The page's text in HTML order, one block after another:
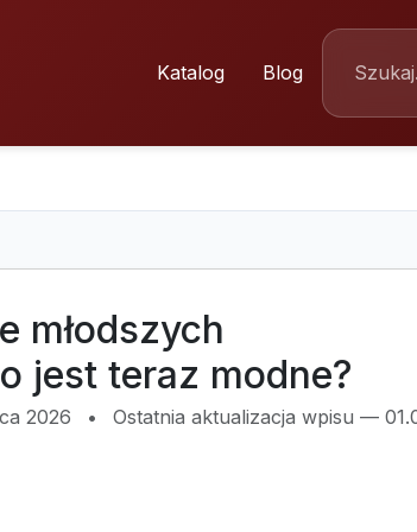
Katalog Blog
młodszych
jest teraz modne?
2026 •
Ostatnia aktualizacja wpisu —